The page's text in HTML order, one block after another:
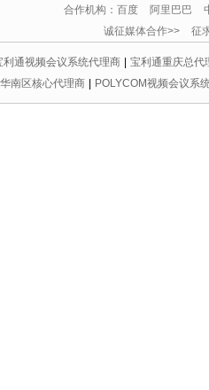
合作机构：百度 阿里巴巴
诚征媒体合作>> 征
利通视频会议系统代理商
宝利通重庆总代
南区核心代理商
POLYCOM视频会议系
重庆宝利通 | 重庆led显示屏 | 重庆宝利通 |